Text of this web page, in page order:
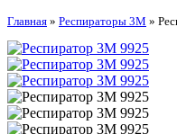
Главная » Респираторы 3M »